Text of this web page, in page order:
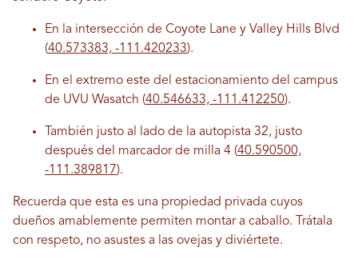
En la intersección de Coyote Lane y Valley Hills Blvd
(40.573383, -111.420233).
En el extremo este del estacionamiento del campus
de UVU Wasatch (40.546633, -111.412250).
También justo al lado de la autopista 32, justo
después del marcador de milla 4 (40.590500,
-111.389817).
Recuerda que esta es una propiedad privada cuyos
dueños amablemente permiten montar a caballo. Trátala
con respeto, no asustes a las ovejas y diviértete.